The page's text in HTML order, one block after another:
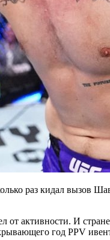
раз кидал вызов
активности. И
год PPV